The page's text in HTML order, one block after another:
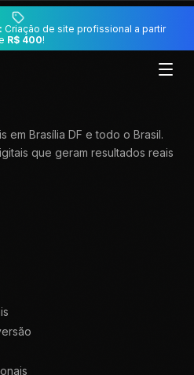
Criação de site profissional a partir
R$ 400!
em Brasília DF e todo o Brasil.
que geram resultados reais